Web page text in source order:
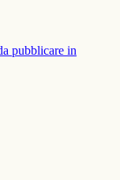
pubblicare in